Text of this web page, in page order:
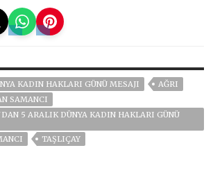
KADIN HAKLARI GÜNÜ MESAJI
AĞRI
SAMANCI
5 ARALIK DÜNYA KADIN HAKLARI GÜNÜ
TAŞLIÇAY